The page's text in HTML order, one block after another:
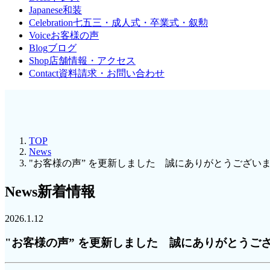
Japanese和装
Celebration七五三・成人式・卒業式・叙勲
Voiceお客様の声
Blogブログ
Shop店舗情報・アクセス
Contact資料請求・お問い合わせ
TOP
News
"お客様の声” を更新しました 誠にありがとうございま
News新着情報
2026.1.12
"お客様の声” を更新しました 誠にありがとうご